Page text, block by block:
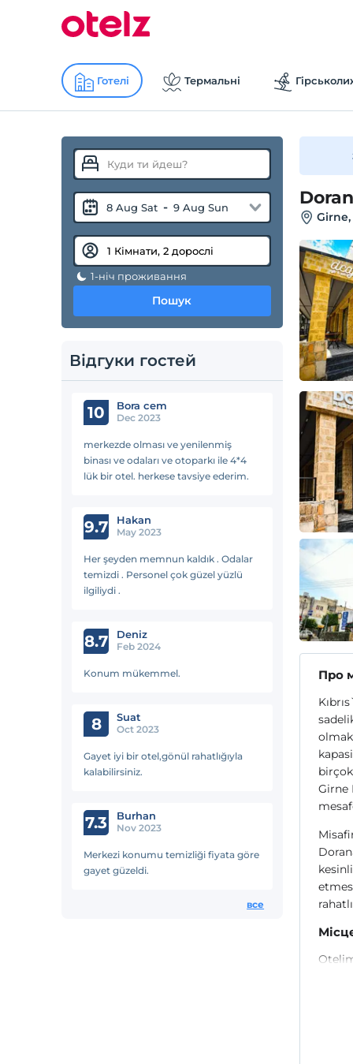
Готелі Термальні
8 Aug Sat - 9 Aug Sun
1-ніч проживання
Пошук
Відгуки гостей
10 Bora cem
Dec 2023
merkezde olması ve yenilenmiş
binası ve odaları ve otoparkı ile 4*4
lük bir otel. herkese tavsiye ederim.
9.7 Hakan
May 2023
Her şeyden memnun kaldık . Odalar
temizdi . Personel çok güzel yüzlü
ilgiliydi .
8.7 Deni̇z
Feb 2024
Konum mükemmel.
8 Suat
Oct 2023
Gayet iyi bir otel,gönül rahatlığıyla
kalabilirsiniz.
7.3 Burhan
Nov 2023
Merkezi konumu temizliği fiyata göre
gayet güzeldi.
все
Girne,
Про
Girne